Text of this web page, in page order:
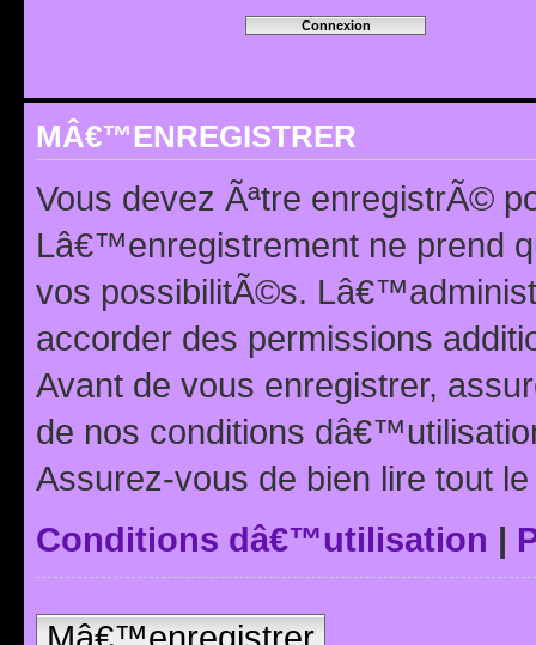
MÂ€™ENREGISTRER
Vous devez Ãªtre enregistrÃ©
Lâ€™enregistrement ne prend
vos possibilitÃ©s.
accorder des permissions
Avant de vous enregistrer,
de nos conditions
Assurez-vous de bien lire tout
Conditions dâ€™utilisation |
Mâ€™enregistrer